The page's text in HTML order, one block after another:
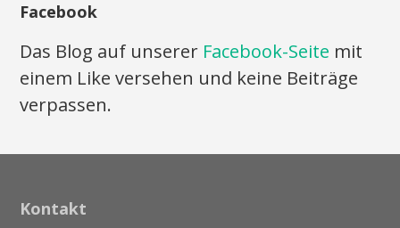
Facebook
Das Blog auf unserer Facebook-Seite mit
einem Like versehen und keine Beiträge
verpassen.
Kontakt